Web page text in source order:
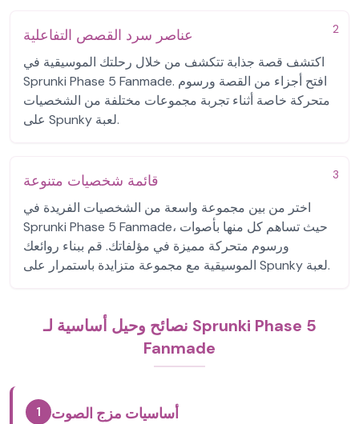
2 عناصر سرد القصص التفاعلية
اكتشف قصة جذابة تتكشف من خلال رحلتك الموسيقية في
Sprunki Phase 5 Fanmade. افتح أجزاء من القصة ورسوم
متحركة خاصة أثناء تجربة مجموعات مختلفة من الشخصيات
على Spunky لعبة.
3 قائمة شخصيات متنوعة
اختر من بين مجموعة واسعة من الشخصيات الفريدة في
Sprunki Phase 5 Fanmade، حيث تساهم كل منها بأصوات
ورسوم متحركة مميزة في مؤلفاتك. قم ببناء روائعك
الموسيقية مع مجموعة متزايدة باستمرار على Spunky لعبة.
نصائح وحيل أساسية لـ Sprunki Phase 5
Fanmade
1 أساسيات مزج الصوت